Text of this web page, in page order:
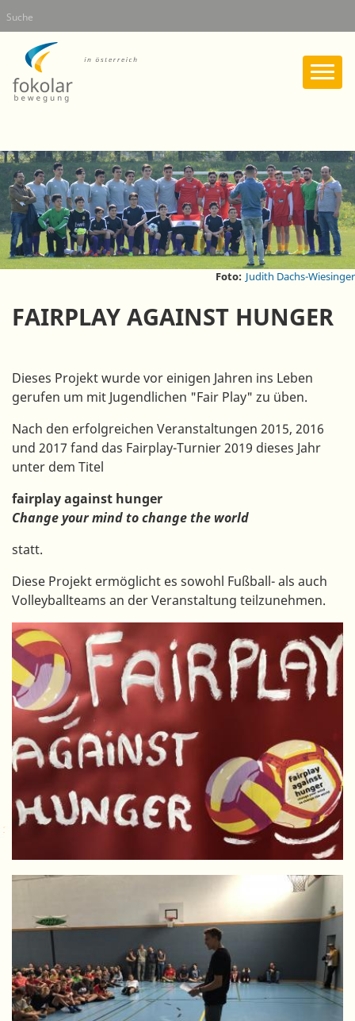
zum
Suche
Foto: Judith Dachs-Wiesinger
FAIRPLAY AGAINST HUNGER
Dieses Projekt wurde vor einigen Jahren ins Leben
gerufen um mit Jugendlichen "Fair Play" zu üben.
Nach den erfolgreichen Veranstaltungen 2015, 2016
und 2017 fand das Fairplay-Turnier 2019 dieses Jahr
unter dem Titel
fairplay against hunger
Change your mind to change the world
statt.
Diese Projekt ermöglicht es sowohl Fußball- als auch
Volleyballteams an der Veranstaltung teilzunehmen.